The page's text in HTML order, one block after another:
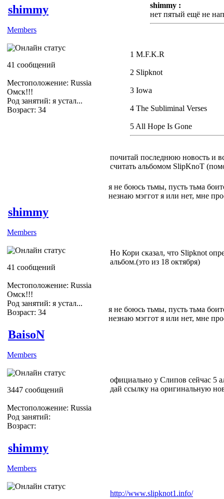
shimmy
Members
41 сообщений
Местоположение: Russia
Омск!!!
Род занятий: я устал...
Возраст: 34
shimmy :
нет пятый ещё не
1 M.F.K.R
2 Slipknot
3 Iowa
4 The Subliminal Verses
5 All Hope Is Gone
почитай последнюю новость и
считать альбомом SlipKnoT
я не боюсь тьмы, пусть тьма
незнаю мэггот я или нет, мне
shimmy
Members
41 сообщений
Местоположение: Russia
Омск!!!
Род занятий: я устал...
Возраст: 34
Но Кори сказал, что Slipknot
альбом.(это из 18 октября)
я не боюсь тьмы, пусть тьма
незнаю мэггот я или нет, мне
BaisoN
Members
3447 сообщений
Местоположение: Russia
Род занятий:
Возраст:
официально у Слипов сейчас 5
дай ссылку на оригинальную
shimmy
Members
http://www.slipknot1.info/